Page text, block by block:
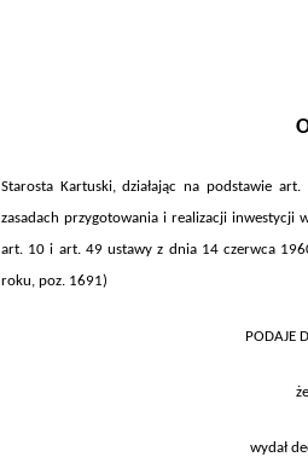
Starosta Kartuski, działając na podstawie
zasadach przygotowania i realizacji inwestycji
art. 10 i art. 49 ustawy z dnia 14 czerwca
roku, poz. 1691)
PODAJE
wydał